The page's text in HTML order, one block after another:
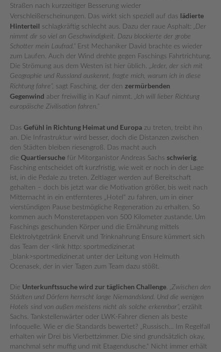
Straßen nach kurzzeitiger Besserung wieder
Verschleißerscheinungen. Das wirkt sich speziell auf das lädierte
Hinterteil schlagkräftig schlecht aus. Dazu der raue Asphalt: „Der
nimmt dir so viel an Geschwindigkeit. Dazu blockierte der grobe
Schotter mein Laufrad.“ Erst Mechaniker David brachte es wieder
zum Laufen. Auch der Wind drehte gegen Faschings Fahrtrichtung.
Die Strömung aus dem Westen ist hier üblich.
„Jeder, der sich mit
Geographie und Russland auskennt, fragte mich, warum ich in diese
Richtung fahre“, sagt Fasching, der den zermürbenden
Gegenwind aber freiwillig in Kauf nimmt.
„Ich will lieber Richtung
europäische Zivilisation fahren.“
Das Gefühl in Richtung Heimat und Europa zu treten, treibt ihn
an. Die Infrastruktur wird besser, doch die Distanzen zwischen
den Städten bleiben riesengroß. Das macht auch
die Quartiersuche für Mitorganistor Andreas Sachs schwierig
Fasching entscheidet oft kurzfristig, wie weit er noch in der Lage
ist, in die Pedale zu treten. Zeltlager werden auf Bereitschaft
gehalten – doch bis jetzt war die Motivation größer, bis weit nach
Mitternacht in ein entfernteres „Hotel“ zu fahren, um in einer
vierstündigen Pause bestmögliche Regeneration zu erhalten. So
kommen auch Monsteretappen von 500 Kilometer zustande. Um
Faschings geschunden Körper und die Ernährung mittels
Elektrolytgetränk Enervit und Trinknahrung Ensure kümmert sich
das Team der <link http: sportmediziner.at
_blank>sportmediziner.at unter der Leitung von Helmuth
Ocenasek, der in vier Tagen zum Team dazu stößt.
Die Unterkunftssuche wird zur täglichen Challenge. „Zwischen den
Städten und Dörfern herrscht lange Niemandsland. Und die wenigen
Hotels sind von außen meistens nicht als solche erkennbar“, erzählt
Sachs. Tankstellenwärter oder LWK-Fahrer dienen als beste
Infoquelle. Wie er die Standards bewertet? „Russisch… Im Regelfall
erhalten wir Drei bis Vierbettzimmer. Die sind grundsätzlich okay,
manchmal sehr muffig und mit Etagendusche.“ Nicht immer erhält